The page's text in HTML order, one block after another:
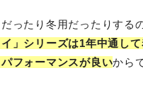
ったり冬用だったりする
イ」シリーズは1年中通し
フォーマンスが良いから